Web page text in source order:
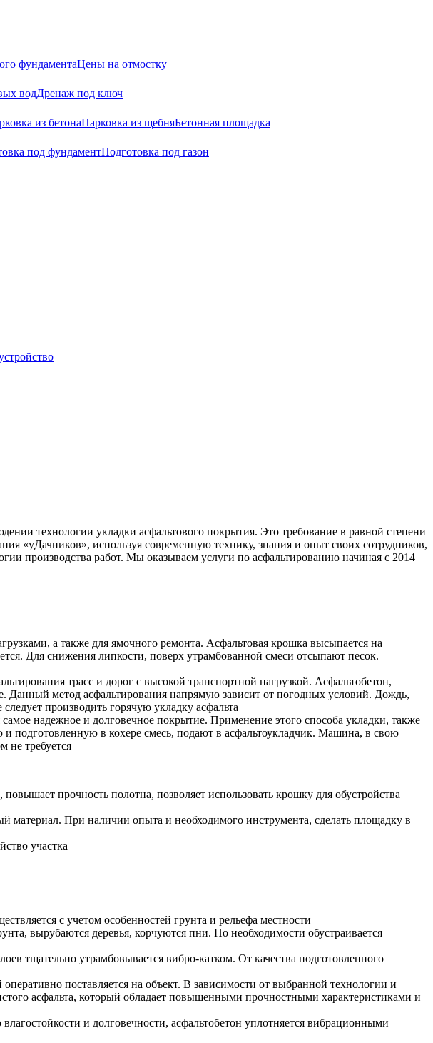
фундаментаЦены на отмостку
водДренаж под ключ
из бетонаПарковка из щебняБетонная площадка
под фундаментПодготовка под газон
технологии укладки асфальтового покрытия. Это требование в равной степени
«уДачников», используя современную технику, знания и опыт своих сотрудников,
производства работ. Мы оказываем услуги по асфальтированию начиная с 2014
а также для ямочного ремонта. Асфальтовая крошка высыпается на
Для снижения липкости, поверх утрамбованной смеси отсыпают песок.
трасс и дорог с высокой транспортной нагрузкой. Асфальтобетон,
Данный метод асфальтирования напрямую зависит от погодных условий. Дождь,
производить горячую укладку асфальта
надежное и долговечное покрытие. Применение этого способа укладки, также
подготовленную в кохере смесь, подают в асфальтоукладчик. Машина, в свою
не требуется
прочность полотна, позволяет использовать крошку для обустройства
материал. При наличии опыта и необходимого инструмента, сделать площадку в
участка
с учетом особенностей грунта и рельефа местности
вырубаются деревья, корчуются пни. По необходимости обустраивается
тщательно утрамбовывается вибро-катком. От качества подготовленного
поставляется на объект. В зависимости от выбранной технологии и
асфальта, который обладает повышенными прочностными характеристиками и
и долговечности, асфальтобетон уплотняется вибрационными